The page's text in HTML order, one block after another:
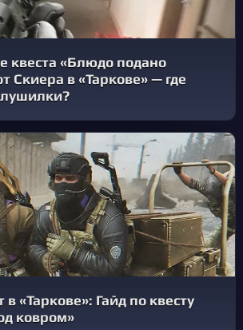
квеста «Блюдо подано
Скиера в «Таркове» — где
«Таркове»: Гайд по квесту
ковром»